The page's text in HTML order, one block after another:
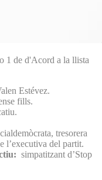
1 de d'Acord a la llista
Estévez.
fills.
tresorera
l’executiva del partit.
simpatitzant d’Stop